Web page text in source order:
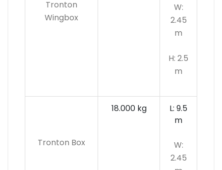
Tronton
Wingbox
W:
2.45
m
H: 2.5
m
Tronton Box
18.000 kg
L: 9.5
m
W:
2.45